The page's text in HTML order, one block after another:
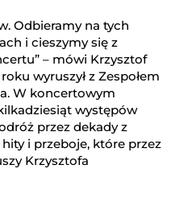
Odbieramy na tych
i cieszymy się z
– mówi Krzysztof
wyruszył z Zespołem
W koncertowym
występów
przez dekady z
i przeboje, które przez
Krzysztofa